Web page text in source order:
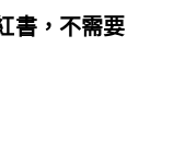
書，不需要